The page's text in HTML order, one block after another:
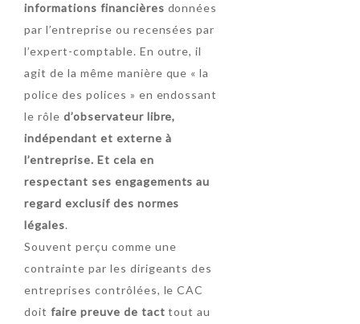
informations financières données
par l’entreprise ou recensées par
l’expert-comptable. En outre, il
agit de la même manière que « la
police des polices » en endossant
le rôle d’observateur libre,
indépendant et externe à
l’entreprise. Et cela en
respectant ses engagements au
regard exclusif des normes
légales.
Souvent perçu comme une
contrainte par les dirigeants des
entreprises contrôlées, le CAC
doit faire preuve de tact tout au